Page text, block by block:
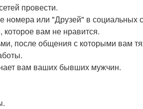
провести.
номера или "Друзей" в социальных
которое вам не нравится.
после общения с которыми вам
вам ваших бывших мужчин.